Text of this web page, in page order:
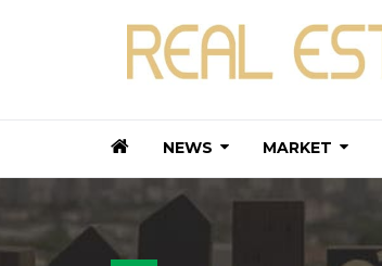
NEWS MARKET